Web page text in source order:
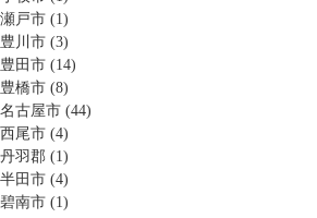
瀬戸市 (1)
豊川市 (3)
豊田市 (14)
豊橋市 (8)
名古屋市 (44)
西尾市 (4)
丹羽郡 (1)
半田市 (4)
碧南市 (1)